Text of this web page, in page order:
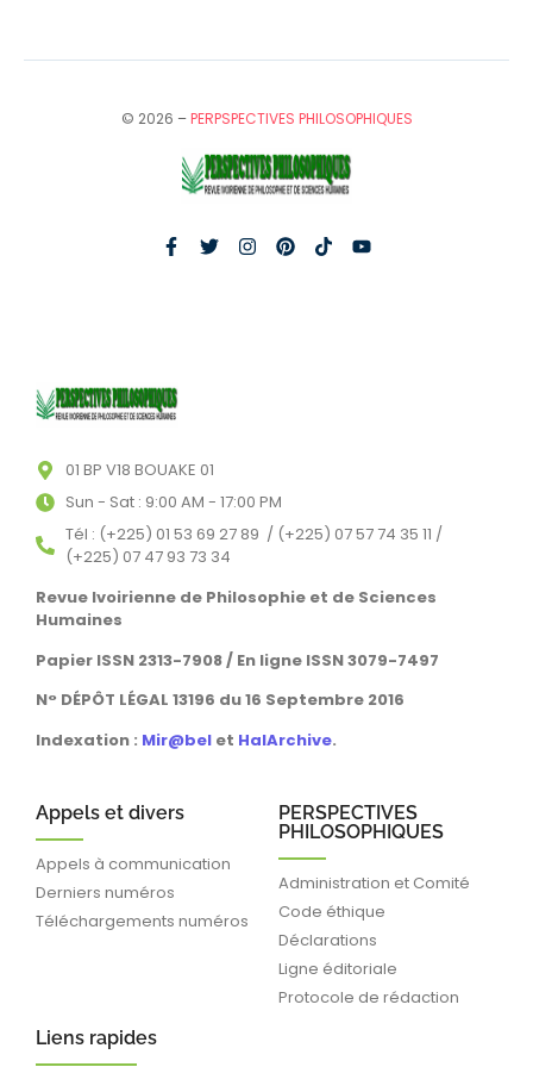
© 2026 –PERPSPECTIVES PHILOSOPHIQUES
01 BP V18 BOUAKE 01
Sun - Sat : 9:00 AM - 17:00 PM
Tél : (+225) 01 53 69 27 89 / (+225) 07 57 74 35 11 /
(+225) 07 47 93 73 34
Revue Ivoirienne de Philosophie et de Sciences
Humaines
Papier ISSN 2313-7908 / En ligne ISSN 3079-7497
N° DÉPÔT LÉGAL 13196 du 16 Septembre 2016
Indexation : Mir@bel et HalArchive.
Appels et divers
Appels à communication
Derniers numéros
Téléchargements numéros
PERSPECTIVES
PHILOSOPHIQUES
Administration et Comité
Code éthique
Déclarations
Ligne éditoriale
Protocole de rédaction
Liens rapides